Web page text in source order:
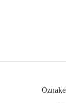
Oznake